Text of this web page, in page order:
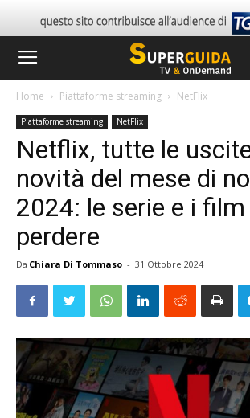
Home Piattaforme streaming NetFlix
Piattaforme streaming NetFlix
Netflix, tutte le
novità del mese di
2024: le serie e i film
perdere
Da Chiara Di Tommaso - 31 Ottobre 2024